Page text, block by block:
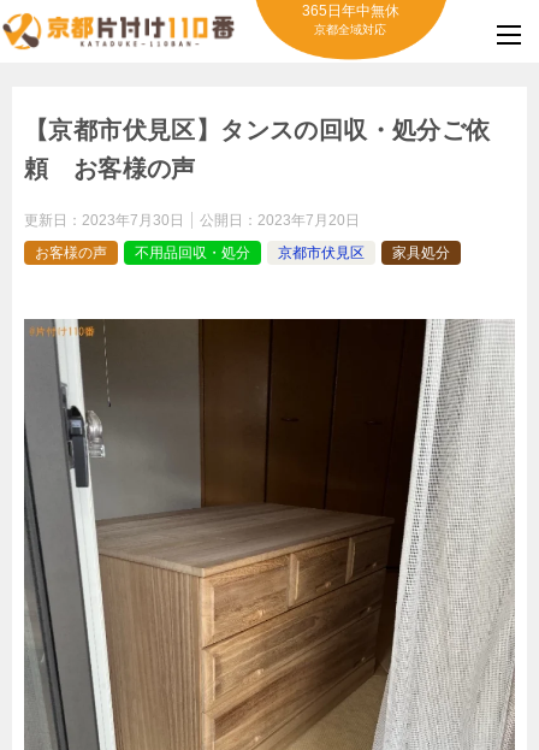
365日年中無休
京都全域対応
【京都市伏見区】タンスの回収・処分ご依
頼 お客様の声
更新日： 2023年7月30日 公開日： 2023年7月20日
お客様の声
不用品回収・処分 京都市伏見区 家具処分